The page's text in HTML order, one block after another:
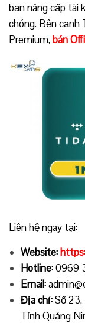
bạn nâng cấp tài
chóng. Bên cạnh
Premium,bán
Liên hệ ngay tại:
Website:
Hotline:0969
Email:
Địa chỉ:Số 23,
Tỉnh Quảng